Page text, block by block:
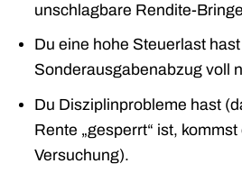
unschlagbare Rendite-
Du eine hohe Steuerlast
Sonderausgabenabzug voll
Du Disziplinprobleme hast
Rente „gesperrt“ ist, kommst
Versuchung).